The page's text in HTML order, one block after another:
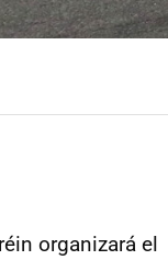
organizará el